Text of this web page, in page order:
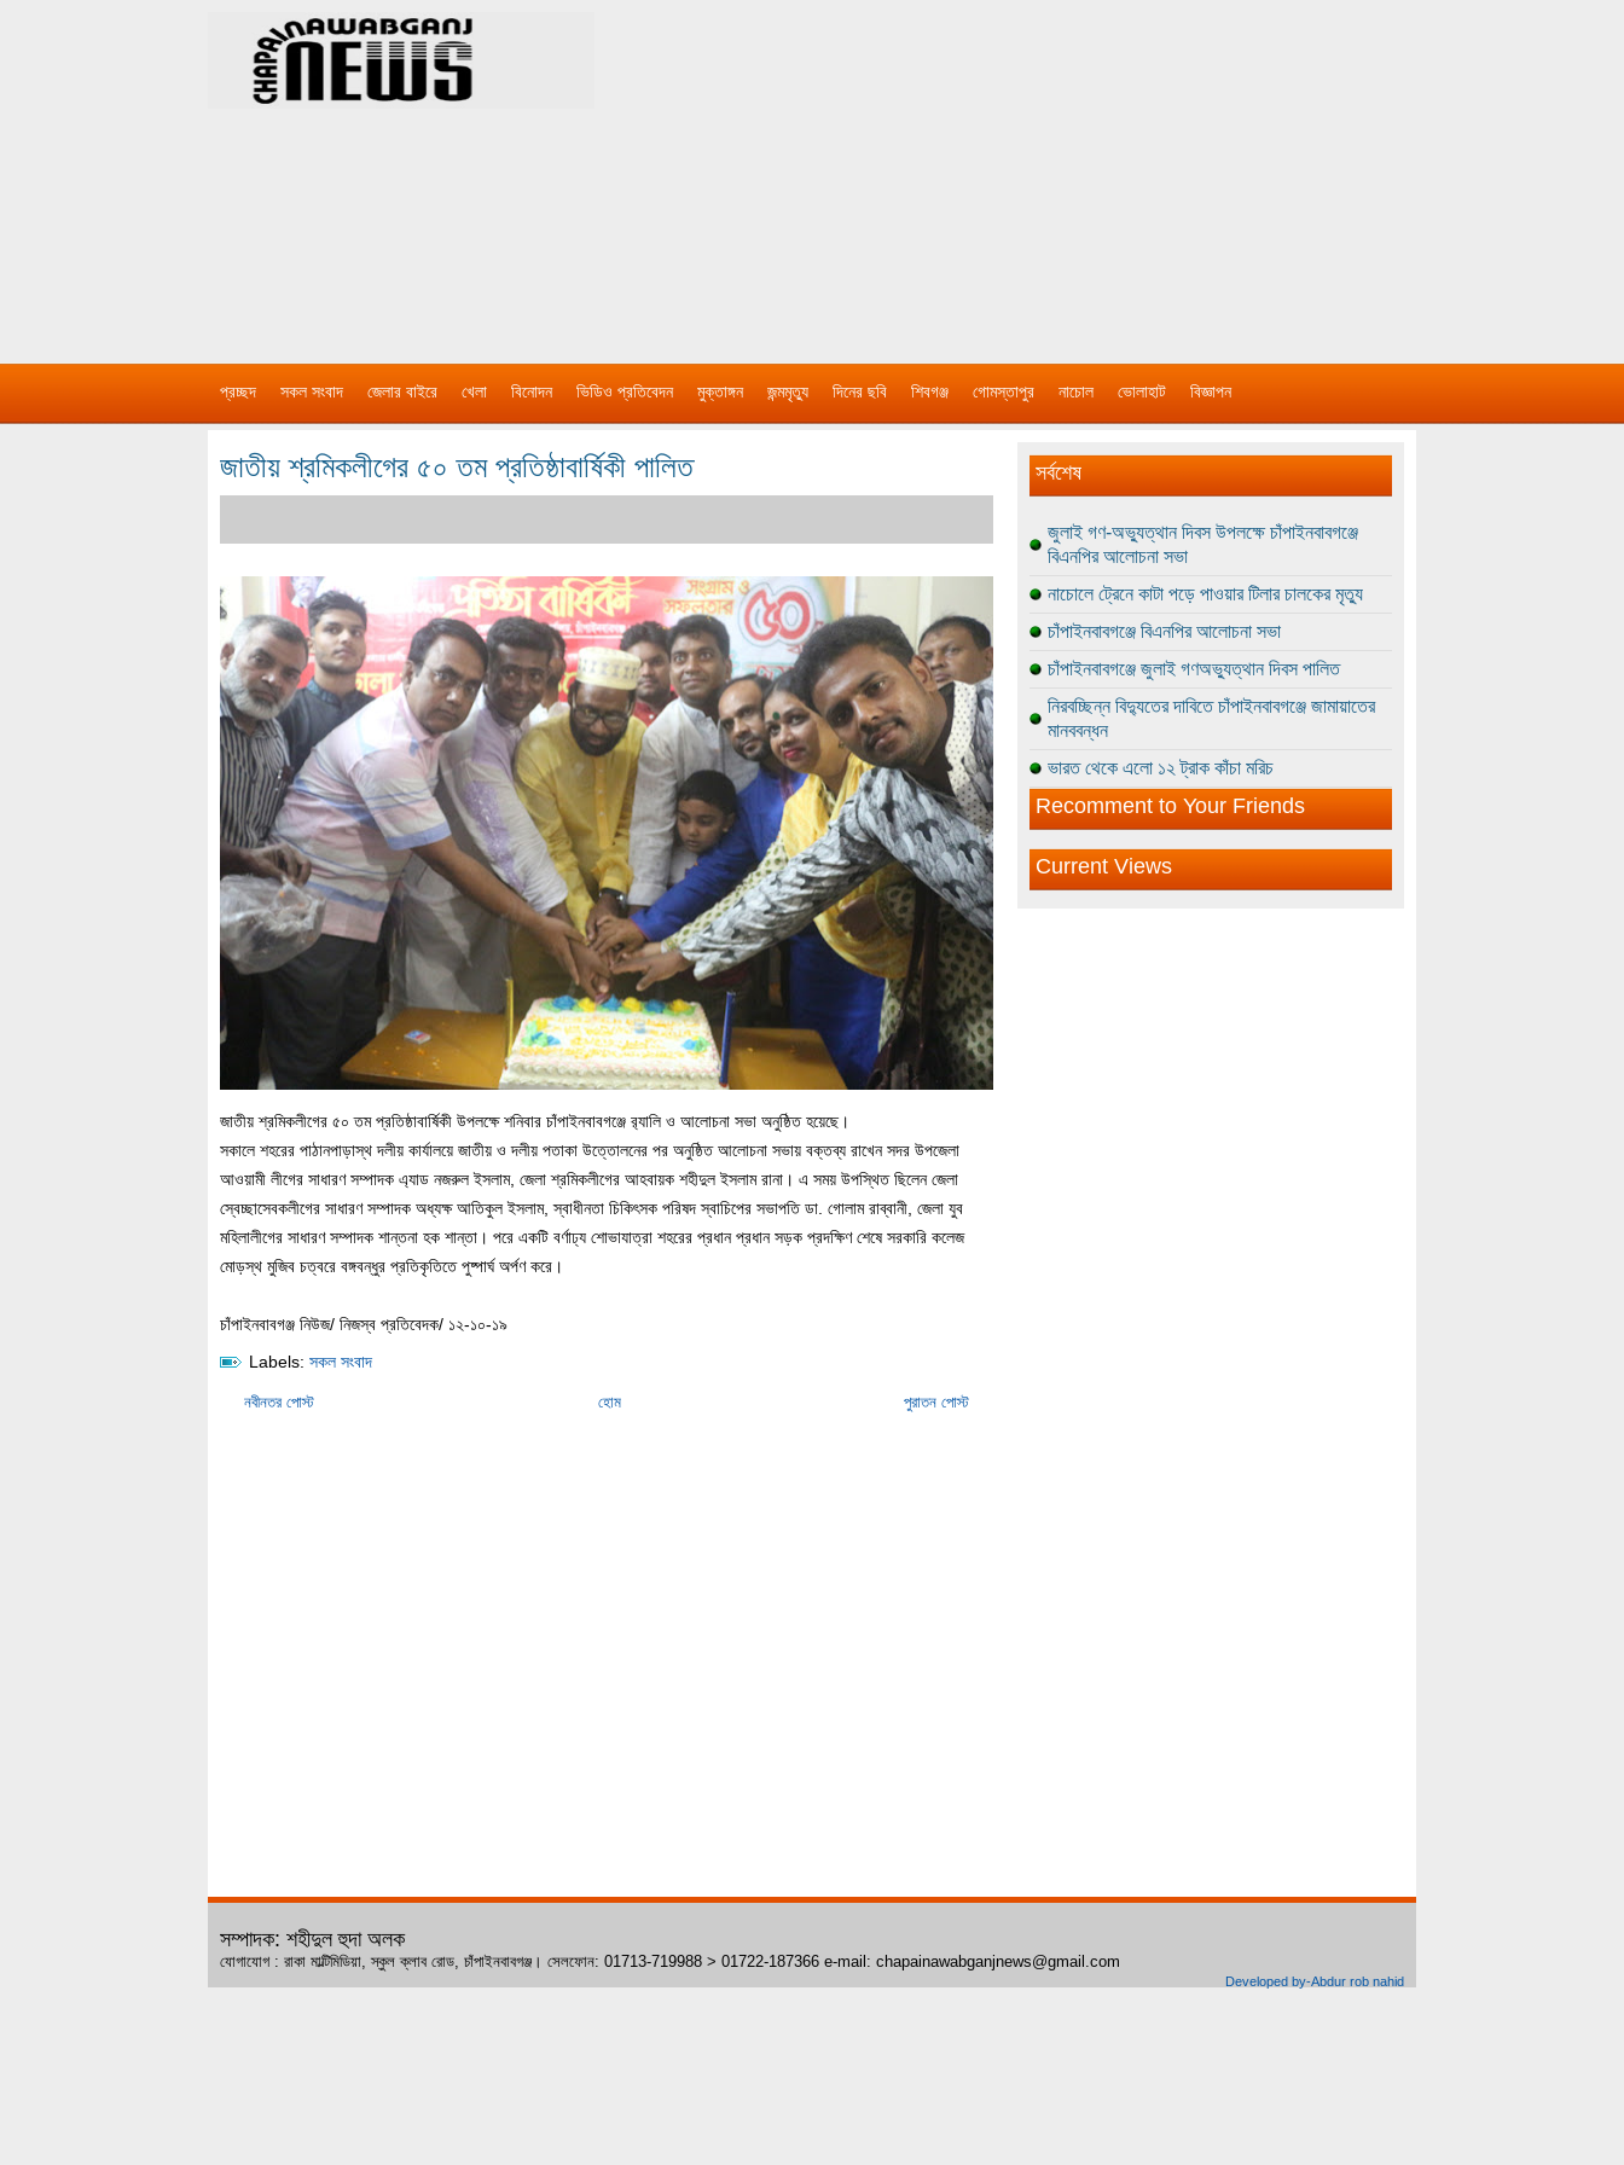
প্রচ্ছদ সকল সংবাদ জেলার বাইরে খেলা বিনোদন ভিডিও প্রতিবেদন মুক্তাঙ্গন জন্মমৃত্যু দিনের ছবি শিবগঞ্জ গোমস্তাপুর নাচোল ভোলাহাট বিজ্ঞাপন
জাতীয় শ্রমিকলীগের ৫০ তম প্রতিষ্ঠাবার্ষিকী পালিত
জাতীয় শ্রমিকলীগের ৫০ তম প্রতিষ্ঠাবার্ষিকী উপলক্ষে শনিবার চাঁপাইনবাবগঞ্জে র‌্যালি ও আলোচনা সভা অনুষ্ঠিত হয়েছে।
সকালে শহরের পাঠানপাড়াস্থ দলীয় কার্যালয়ে জাতীয় ও দলীয় পতাকা উত্তোলনের পর অনুষ্ঠিত আলোচনা সভায় বক্তব্য রাখেন সদর উপজেলা
আওয়ামী লীগের সাধারণ সম্পাদক এ্যাড নজরুল ইসলাম, জেলা শ্রমিকলীগের আহবায়ক শহীদুল ইসলাম রানা। এ সময় উপস্থিত ছিলেন জেলা
স্বেচ্ছাসেবকলীগের সাধারণ সম্পাদক অধ্যক্ষ আতিকুল ইসলাম, স্বাধীনতা চিকিৎসক পরিষদ স্বাচিপের সভাপতি ডা. গোলাম রাব্বানী, জেলা যুব
মহিলালীগের সাধারণ সম্পাদক শান্তনা হক শান্তা। পরে একটি বর্ণাঢ্য শোভাযাত্রা শহরের প্রধান প্রধান সড়ক প্রদক্ষিণ শেষে সরকারি কলেজ
মোড়স্থ মুজিব চত্বরে বঙ্গবন্ধুর প্রতিকৃতিতে পুষ্পার্ঘ অর্পণ করে।
চাঁপাইনবাবগঞ্জ নিউজ/ নিজস্ব প্রতিবেদক/ ১২-১০-১৯
Labels: সকল সংবাদ
নবীনতর পোস্ট পুরাতন পোস্ট
হোম
সর্বশেষ
জুলাই গণ-অভ্যুত্থান দিবস উপলক্ষে চাঁপাইনবাবগঞ্জে
বিএনপির আলোচনা সভা
নাচোলে ট্রেনে কাটা পড়ে পাওয়ার টিলার চালকের মৃত্যু
চাঁপাইনবাবগঞ্জে বিএনপির আলোচনা সভা
চাঁপাইনবাবগঞ্জে জুলাই গণঅভ্যুত্থান দিবস পালিত
নিরবচ্ছিন্ন বিদ্যুতের দাবিতে চাঁপাইনবাবগঞ্জে জামায়াতের
মানববন্ধন
ভারত থেকে এলো ১২ ট্রাক কাঁচা মরিচ
Recomment to Your Friends
Current Views
সম্পাদক: শহীদুল হুদা অলক
যোগাযোগ : রাকা মাল্টিমিডিয়া, স্কুল ক্লাব রোড, চাঁপাইনবাবগঞ্জ। সেলফোন: 01713-719988 > 01722-187366 e-mail: chapainawabganjnews@gmail.com
Developed by-Abdur rob nahid